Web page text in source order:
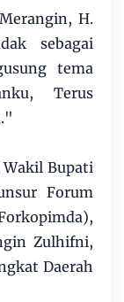
H.
sebagai
tema
Terus
Bupati
Forum
Zulhifni,
Daerah